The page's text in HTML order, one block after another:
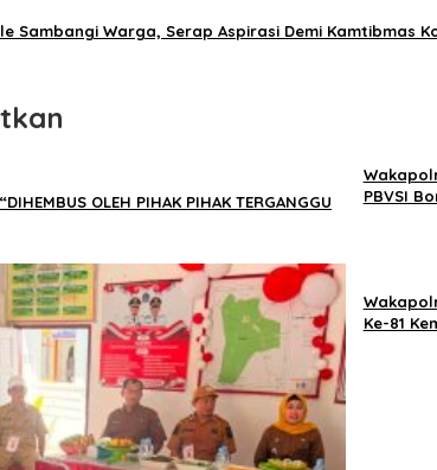
Sambangi Warga, Serap Aspirasi Demi Kamtibmas
OLEH PIHAK PIHAK TERGANGGU
PBVSI
Ke-81